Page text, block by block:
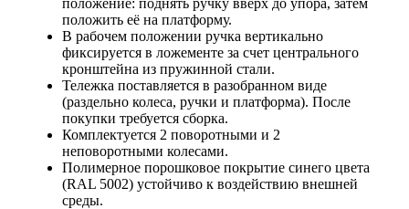
положить её на платформу.
В рабочем положении ручка вертикально
фиксируется в ложементе за счет центрального
кронштейна из пружинной стали.
Тележка поставляется в разобранном виде
(раздельно колеса, ручки и платформа). После
покупки требуется сборка.
Комплектуется 2 поворотными и 2
неповоротными колесами.
Полимерное порошковое покрытие синего цвета
(RAL 5002) устойчиво к воздействию внешней
среды.